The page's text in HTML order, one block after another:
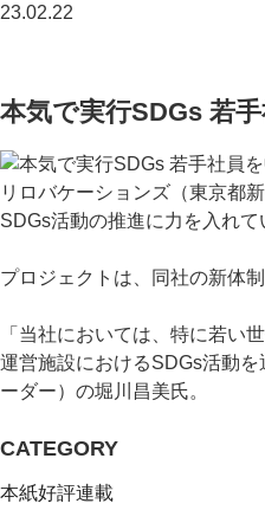
23.02.22
本気で実行SDGs 若
リロバケーションズ（東京都
SDGs活動の推進に力を入れて
プロジェクトは、同社の新体
「当社においては、特に若い
運営施設におけるSDGs活動
ーダー）の堀川昌美氏。
CATEGORY
本紙好評連載